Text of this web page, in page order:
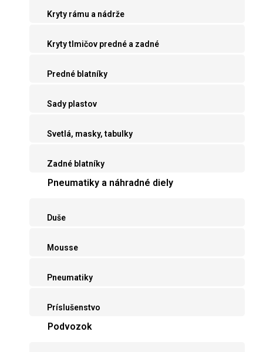
Kryty rámu a nádrže
Kryty tlmičov predné a zadné
Predné blatníky
Sady plastov
Svetlá, masky, tabulky
Zadné blatníky
Pneumatiky a náhradné diely
Duše
Mousse
Pneumatiky
Príslušenstvo
Podvozok